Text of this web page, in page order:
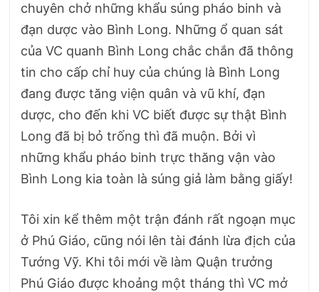
chuyên chở những khẩu súng pháo binh và
đạn dược vào Bình Long. Những ổ quan sát
của VC quanh Bình Long chắc chắn đã thông
tin cho cấp chỉ huy của chúng là Bình Long
đang được tăng viện quân và vũ khí, đạn
dược, cho đến khi VC biết được sự thật Bình
Long đã bị bỏ trống thì đã muộn. Bởi vì
những khẩu pháo binh trực thăng vận vào
Bình Long kia toàn là súng giả làm bằng giấy!
Tôi xin kể thêm một trận đánh rất ngoạn mục
ở Phú Giáo, cũng nói lên tài đánh lừa địch của
Tướng Vỹ. Khi tôi mới về làm Quận trưởng
Phú Giáo được khoảng một tháng thì VC mở